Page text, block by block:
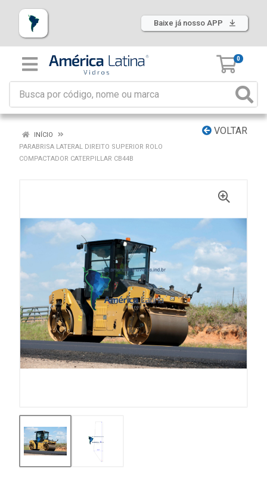
Baixe já nosso APP
0
VOLTAR
INÍCIO
PARABRISA LATERAL DIREITO SUPERIOR ROLO
COMPACTADOR CATERPILLAR CB44B